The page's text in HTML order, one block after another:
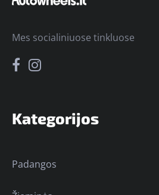
Kategorijos
Padangos
Mes socialiniuose tinkluose